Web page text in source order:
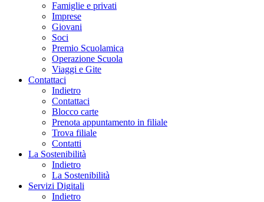
Famiglie e privati
Imprese
Giovani
Soci
Premio Scuolamica
Operazione Scuola
Viaggi e Gite
Contattaci
Indietro
Contattaci
Blocco carte
Prenota appuntamento in filiale
Trova filiale
Contatti
La Sostenibilità
Indietro
La Sostenibilità
Servizi Digitali
Indietro